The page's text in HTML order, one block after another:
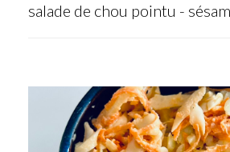
salade de chou pointu -